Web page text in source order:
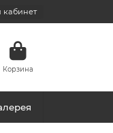
Корзина